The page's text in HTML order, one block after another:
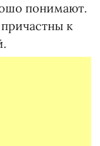
понимают.
к